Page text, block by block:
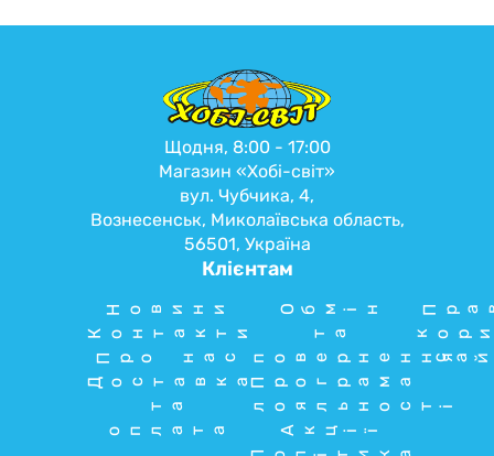
Щодня, 8:00 - 17:00
Магазин «Хобі-світ»
вул. Чубчика, 4,
Вознесенськ, Миколаївська область,
56501, Україна
Клієнтам
Новини
Контакти
Про нас
Доставка
та
оплата
Обмін
та
повернення
Програма
лояльності
Акції